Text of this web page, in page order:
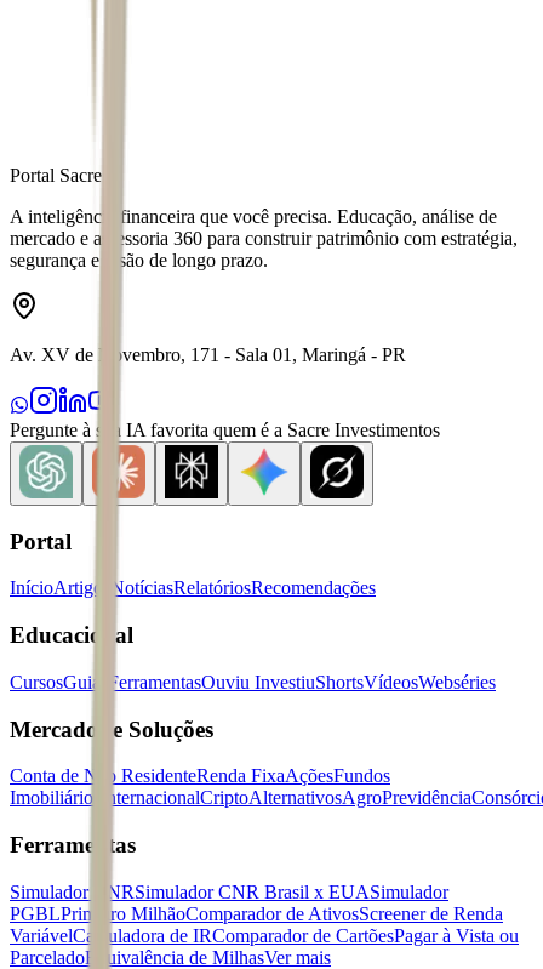
Portal Sacre
A inteligência financeira que você precisa. Educação, análise de
mercado e assessoria 360 para construir patrimônio com estratégia,
segurança e visão de longo prazo.
Av. XV de Novembro, 171 - Sala 01, Maringá - PR
Pergunte à sua IA favorita quem é a Sacre Investimentos
Portal
InícioArtigos NotíciasRelatóriosRecomendações
Educacional
CursosGuias FerramentasOuviu InvestiuShortsVídeosWebséries
Mercados e Soluções
Conta de Não ResidenteRenda FixaAçõesFundos
Imobiliários
InternacionalCriptoAlternativosAgroPrevidência
Ferramentas
Simulador CNRSimulador CNR Brasil x EUASimulador
PGBLPrimeiro MilhãoComparador de AtivosScreener de Renda
VariávelCalculadora de IRComparador de CartõesPagar à Vista ou
ParceladoEquivalência de MilhasVer mais